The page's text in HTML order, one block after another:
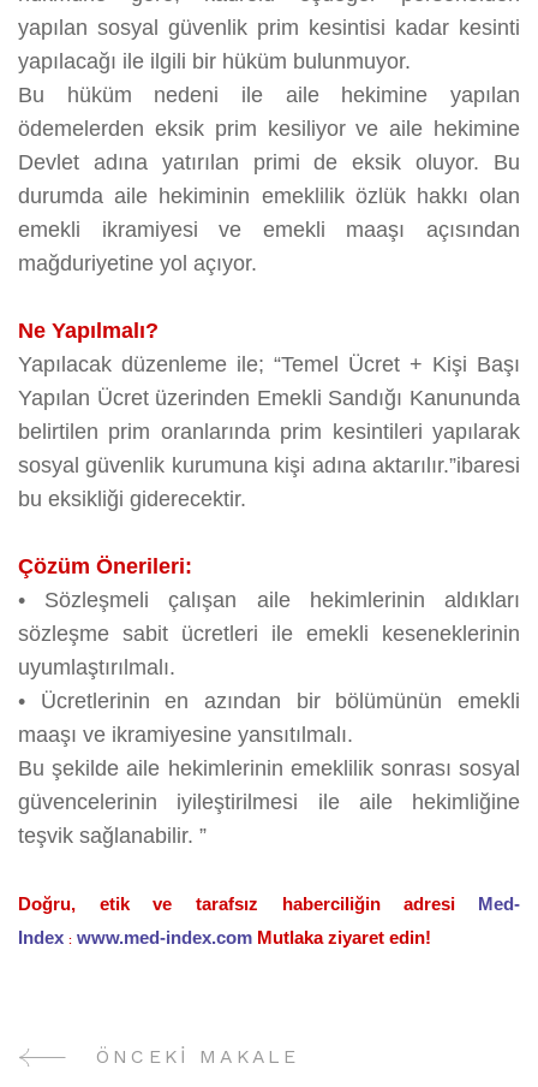
yapılan sosyal güvenlik prim kesintisi kadar kesinti
yapılacağı ile ilgili bir hüküm bulunmuyor.
Bu hüküm nedeni ile aile hekimine yapılan
ödemelerden eksik prim kesiliyor ve aile hekimine
Devlet adına yatırılan primi de eksik oluyor. Bu
durumda aile hekiminin emeklilik özlük hakkı olan
emekli ikramiyesi ve emekli maaşı açısından
mağduriyetine yol açıyor.
Ne Yapılmalı?
Yapılacak düzenleme ile; “Temel Ücret + Kişi Başı
Yapılan Ücret üzerinden Emekli Sandığı Kanununda
belirtilen prim oranlarında prim kesintileri yapılarak
sosyal güvenlik kurumuna kişi adına aktarılır.”ibaresi
bu eksikliği giderecektir.
Çözüm Önerileri:
•
Sözleşmeli çalışan aile hekimlerinin aldıkları
sözleşme sabit ücretleri ile emekli keseneklerinin
uyumlaştırılmalı.
•
Ücretlerinin en azından bir bölümünün emekli
maaşı ve ikramiyesine yansıtılmalı.
Bu şekilde aile hekimlerinin emeklilik sonrası sosyal
güvencelerinin iyileştirilmesi ile aile hekimliğine
teşvik sağlanabilir. ”
Doğru, etik ve tarafsız haberciliğin adresi
Med-
Index : www.med-index.com Mutlaka ziyaret edin!
YazıÖNCEKI MAKALE